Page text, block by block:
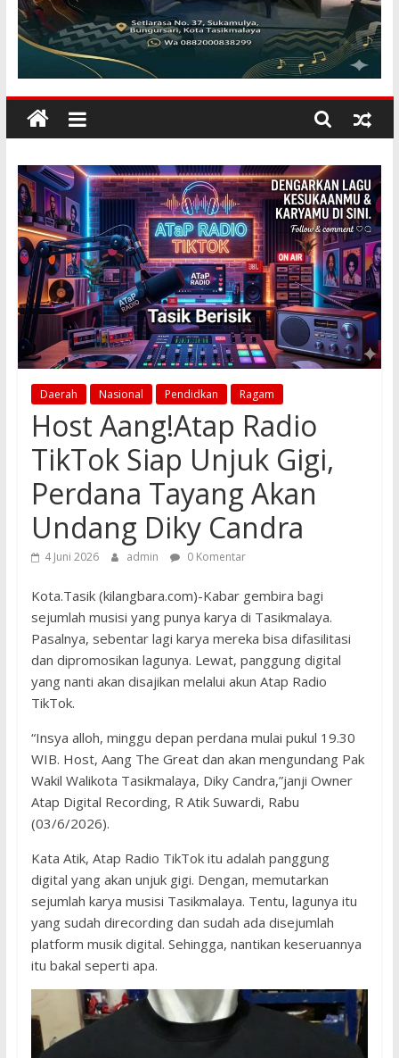
KILANGBARA
Membuka
Dunia
Daerah Nasional Pendidkan Ragam
Host Aang!Atap Radio
TikTok Siap Unjuk Gigi,
Perdana Tayang Akan
Undang Diky Candra
4 Juni 2026 admin 0 Komentar
Kota.Tasik (kilangbara.com)-Kabar gembira bagi
sejumlah musisi yang punya karya di Tasikmalaya.
Pasalnya, sebentar lagi karya mereka bisa difasilitasi
dan dipromosikan lagunya. Lewat, panggung digital
yang nanti akan disajikan melalui akun Atap Radio
TikTok.
“Insya alloh, minggu depan perdana mulai pukul 19.30
WIB. Host, Aang The Great dan akan mengundang Pak
Wakil Walikota Tasikmalaya, Diky Candra,”janji Owner
Atap Digital Recording, R Atik Suwardi, Rabu
(03/6/2026).
Kata Atik, Atap Radio TikTok itu adalah panggung
digital yang akan unjuk gigi. Dengan, memutarkan
sejumlah karya musisi Tasikmalaya. Tentu, lagunya itu
yang sudah direcording dan sudah ada disejumlah
platform musik digital. Sehingga, nantikan keseruannya
itu bakal seperti apa.